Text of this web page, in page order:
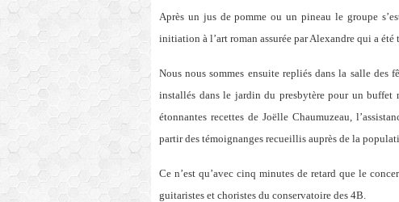
Après un jus de pomme ou un pineau le groupe
initiation à l’art roman assurée par Alexandre qui a été
Nous nous sommes ensuite repliés dans la salle des
installés dans le jardin du presbytère pour un buffet
étonnantes recettes de Joëlle Chaumuzeau,
partir des témoignanges recueillis auprès de la
Ce n’est qu’avec cinq minutes de retard que le
guitaristes et choristes du conservatoire des 4B.